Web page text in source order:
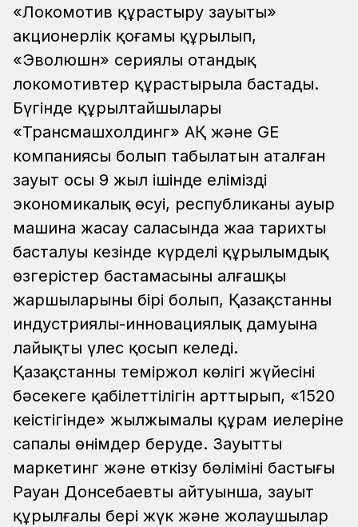
«Локомотив құрастыру зауыты»
акционерлік қоғамы құрылып,
«Эволюшн» сериялы отандық
локомотивтер құрастырыла бастады.
Бүгінде құрылтайшылары
«Трансмашхолдинг» АҚ және GE
компаниясы болып табылатын аталған
зауыт осы 9 жыл ішінде еліміздің
экономикалық өсуі, республиканың ауыр
машина жасау саласында жаңа тарихтың
басталуы кезінде күрделі құрылымдық
өзгерістер бастамасының алғашқы
жаршыларының бірі болып, Қазақстанның
индустриялы-инновациялық дамуына
лайықты үлес қосып келеді.
Қазақстанның теміржол көлігі жүйесінің
бәсекеге қабілеттілігін арттырып, «1520
кеңістігінде» жылжымалы құрам иелеріне
сапалы өнімдер беруде. Зауыттың
маркетинг және өткізу бөлімінің бастығы
Рауан Донсебаевтың айтуынша, зауыт
құрылғалы бері жүк және жолаушылар